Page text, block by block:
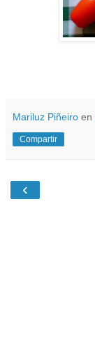
Mariluz Piñeiro en
Compartir
‹